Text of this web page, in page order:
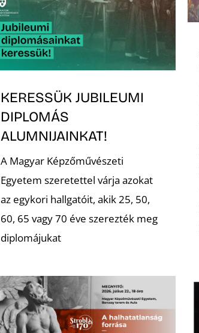
KERESSÜK JUBILEUMI
DIPLOMÁS
ALUMNIJAINKAT!
A Magyar Képzőművészeti
Egyetem szeretettel várja azokat
az egykori hallgatóit, akik 25, 50,
60, 65 vagy 70 éve szerezték meg
diplomájukat